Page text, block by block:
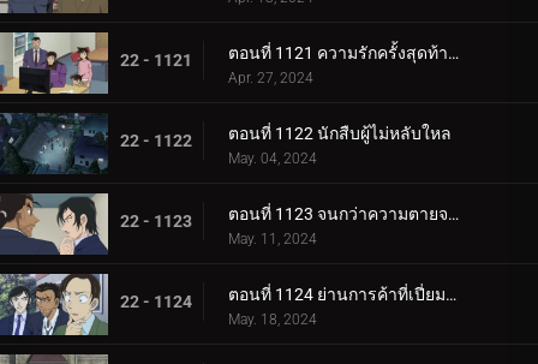
22 - 1121 ตอนที่ 1121 ความรักครั้งสุดท้ายของคุณนายช่างฝัน
Apr. 27, 2024
22 - 1122 ตอนที่ 1122 นักสืบผู้ไม่หลับใหล
May. 04, 2024
22 - 1123 ตอนที่ 1123 จนกว่าความตายจะพรากจากเราสอง
May. 11, 2024
22 - 1124 ตอนที่ 1124 ย่านการค้าที่เปี่ยมด้วยรัก
May. 18, 2024